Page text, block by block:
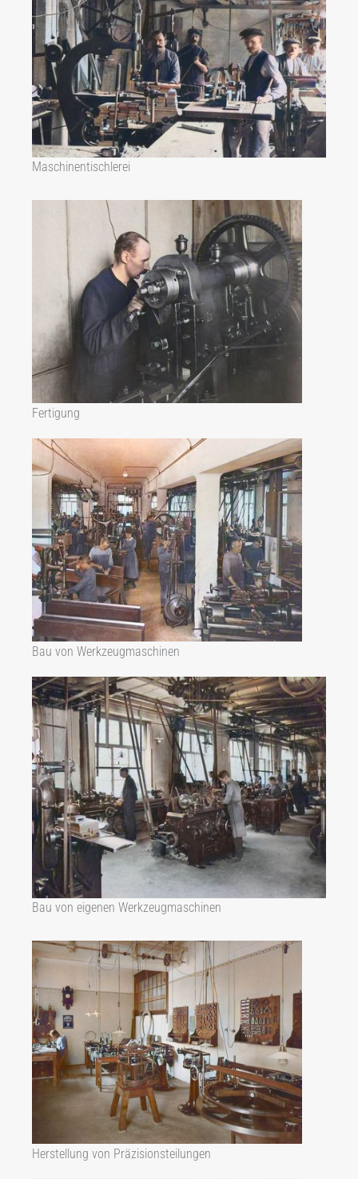
Maschinentischlerei
Fertigung
Bau von Werkzeugmaschinen
Bau von eigenen Werkzeugmaschinen
Herstellung von Präzisionsteilungen